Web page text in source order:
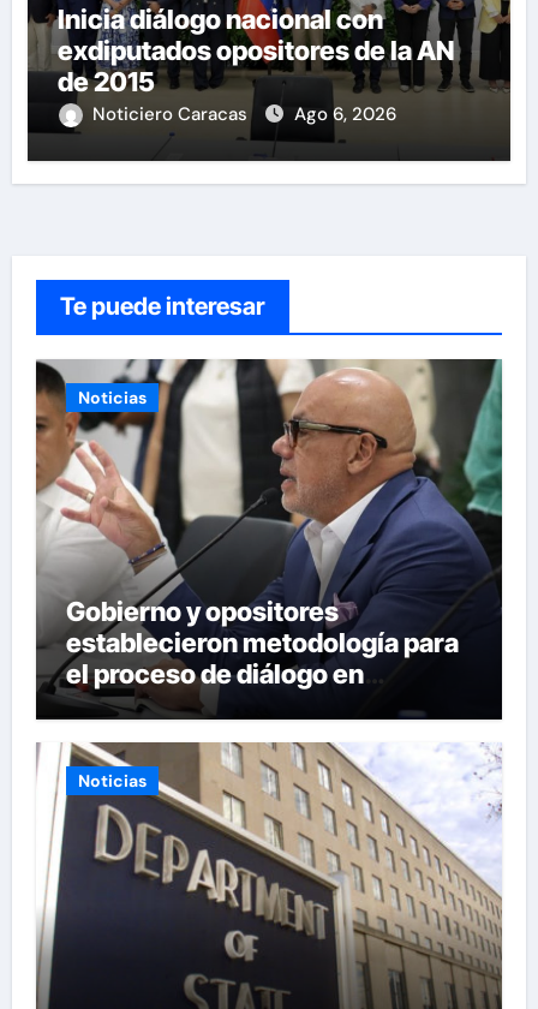
Inicia diálogo nacional con
exdiputados opositores de la AN
de 2015
Noticiero Caracas Ago 6, 2026
Te puede interesar
Noticias
Gobierno y opositores
establecieron metodología para
el proceso de diálogo en
Venezuela
Noticias